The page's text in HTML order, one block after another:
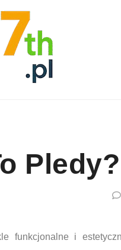
Pledy?
funkcjonalne i